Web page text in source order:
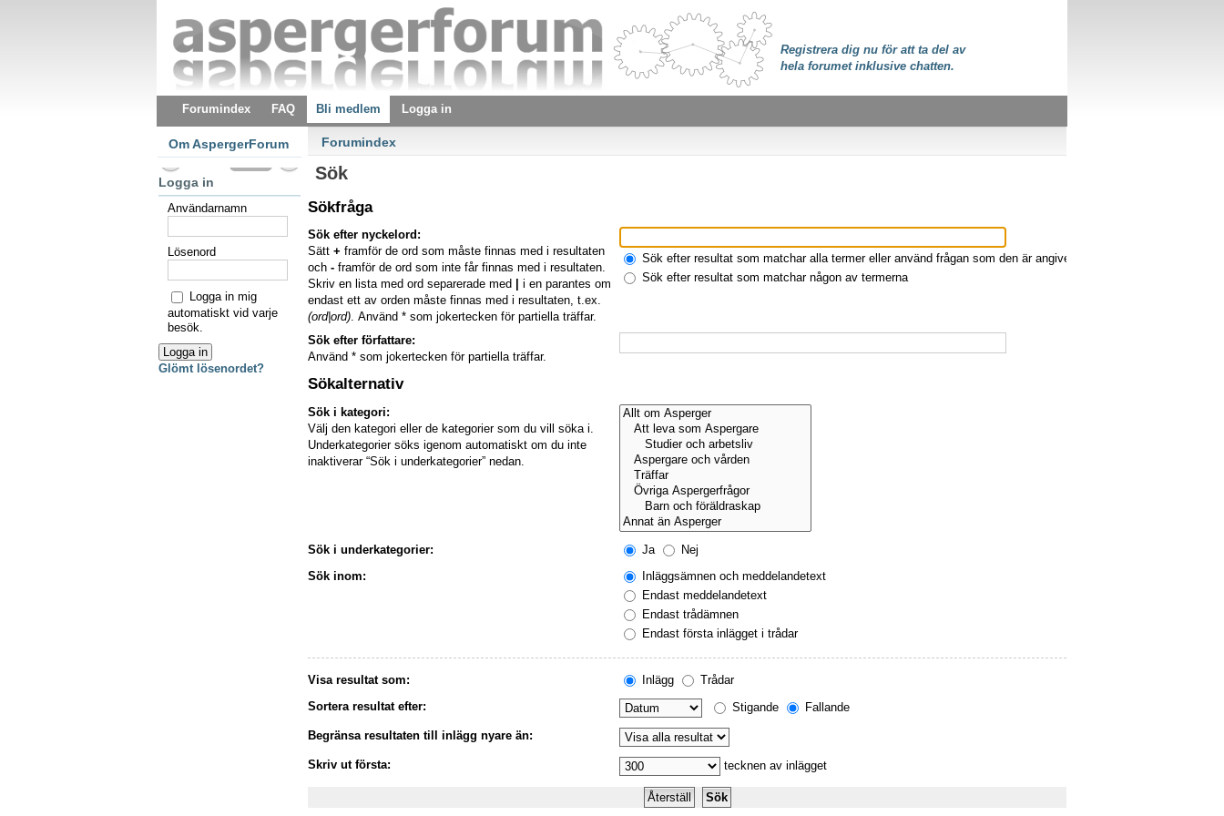
Registrera dig nu för att ta del av
hela forumet inklusive chatten.
Forumindex FAQ Bli medlem Logga in
Forumindex
Sök
Sökfråga
Sök efter nyckelord:
Sätt + framför de ord som måste finnas med i resultaten
och - framför de ord som inte får finnas med i resultaten.
Skriv en lista med ord separerade med
i en parantes om
endast ett av orden måste finnas med i resultaten, t.ex.
(ord|ord) . Använd * som jokertecken för partiella träffar.
Sök efter resultat som matchar alla termer eller använd frågan som den är angiven
Sök efter resultat som matchar någon av termerna
Sök efter författare:
Använd * som jokertecken för partiella träffar.
Sökalternativ
Sök i kategori:
Välj den kategori eller de kategorier som du vill söka i.
Underkategorier söks igenom automatiskt om du inte
inaktiverar “Sök i underkategorier” nedan.
Sök i underkategorier: Ja
Nej
Sök inom:
Inläggsämnen och meddelandetext
Endast meddelandetext
Endast trådämnen
Endast första inlägget i trådar
Visa resultat som: Inlägg
Trådar
Sortera resultat efter:
Stigande Fallande
Begränsa resultaten till inlägg nyare än:
Skriv ut första: tecknen av inlägget
Om AspergerForum
Logga in
Användarnamn
Lösenord
Logga in mig
automatiskt vid varje
besök.
Glömt lösenordet?